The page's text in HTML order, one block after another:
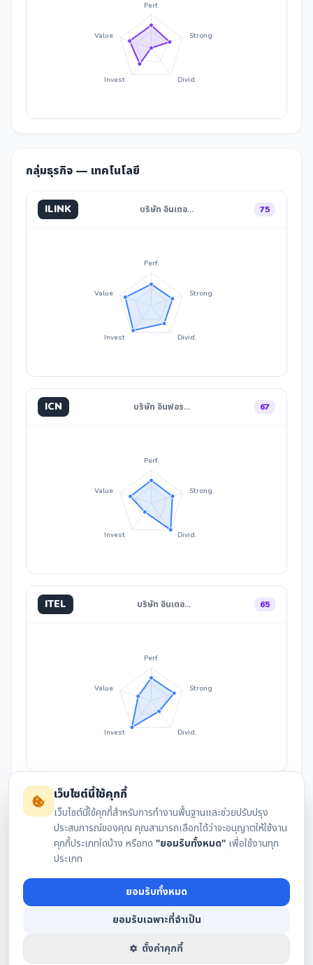
Perf.
Strong
Divid.
Invest
Value
กลุ่มธุรกิจ — เทคโนโลยี
ILINK บริษัท อินเตอ… 75
Perf.
Strong
Divid.
Invest
Value
ICN บริษัท อินฟอร… 67
Perf.
Strong
Divid.
Invest
Value
ITEL บริษัท อินเตอ… 65
Perf.
Strong
Divid.
Invest
Value
สรุปงบล่าสุด กราฟราคา
IAA Consensus
เว็บไซต์นี้ใช้คุกกี้
เว็บไซต์นี้ใช้คุกกี้สำหรับการทำงานพื้นฐานและช่วยปรับปรุง
ประสบการณ์ของคุณ คุณสามารถเลือกได้ว่าจะอนุญาตให้ใช้งาน
คุกกี้ประเภทใดบ้าง หรือกด "ยอมรับทั้งหมด" เพื่อใช้งานทุก
ประเภท
ยอมรับทั้งหมด
ยอมรับเฉพาะที่จำเป็น
ตั้งค่าคุกกี้